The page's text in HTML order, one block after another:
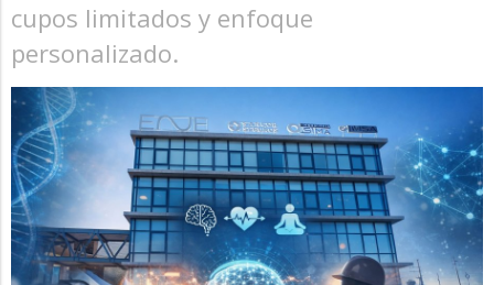
cupos limitados y enfoque
personalizado.